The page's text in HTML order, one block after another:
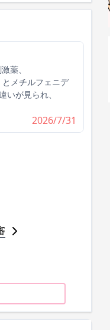
薬、
メチルフェニデ
が見られ、
2026/7/31